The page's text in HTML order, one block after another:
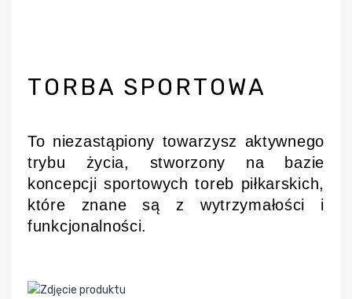
TORBA SPORTOWA
To niezastąpiony towarzysz aktywnego
trybu życia, stworzony na bazie
koncepcji sportowych toreb piłkarskich,
które znane są z wytrzymałości i
funkcjonalności.